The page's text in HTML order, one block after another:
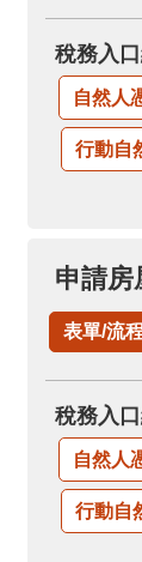
稅務入
自然人
行動自
申請房
表單/流
稅務入
自然人
行動自